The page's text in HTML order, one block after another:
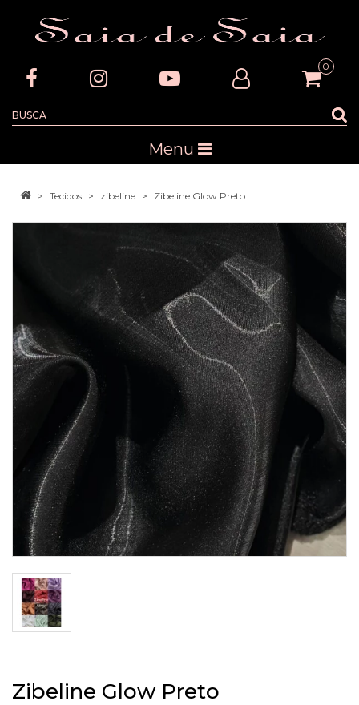
0
Menu
Tecidos zibeline Zibeline Glow Preto
Zibeline Glow Preto